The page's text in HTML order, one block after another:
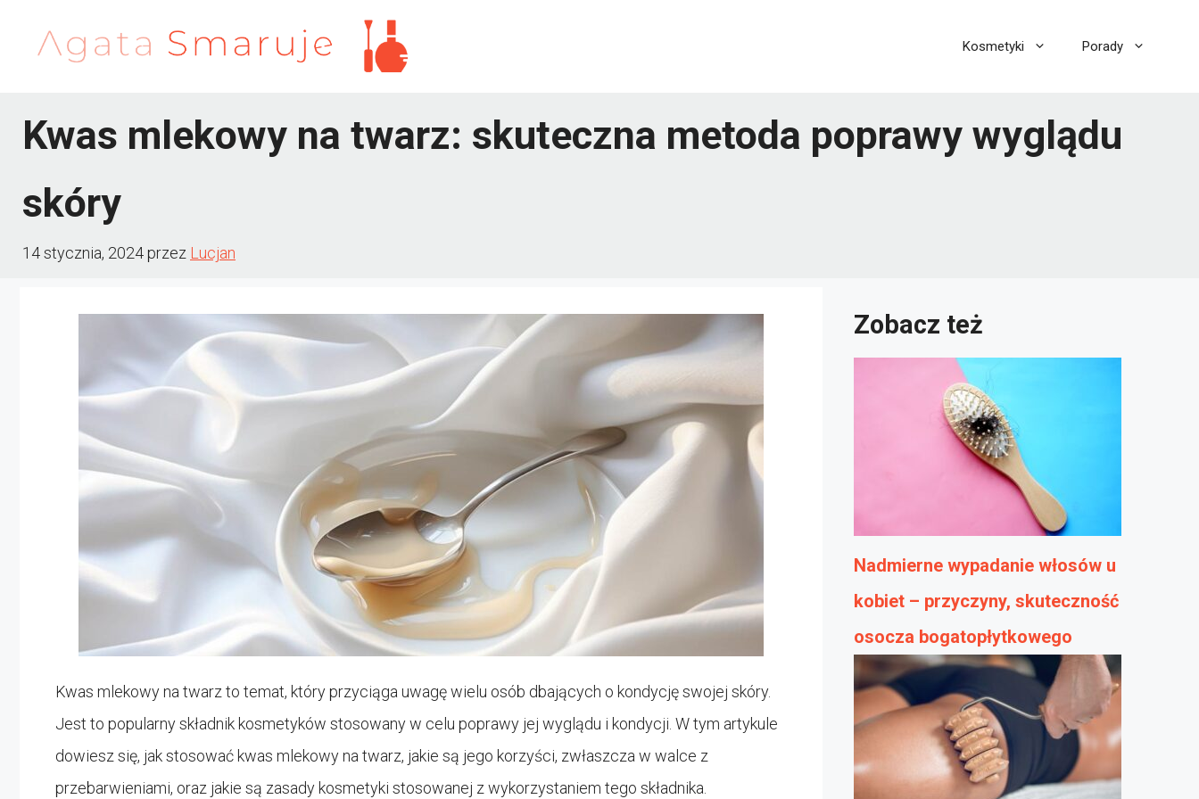
Kosmetyki Porady
Kwas mlekowy na twarz: skuteczna metoda poprawy wyglądu
skóry
14 stycznia, 2024przez Lucjan
Kwas mlekowy na twarz to temat, który przyciąga uwagę wielu osób dbających o kondycję swojej skóry.
Jest to popularny składnik kosmetyków stosowany w celu poprawy jej wyglądu i kondycji. W tym artykule
dowiesz się, jak stosować kwas mlekowy na twarz, jakie są jego korzyści, zwłaszcza w walce z
przebarwieniami, oraz jakie są zasady kosmetyki stosowanej z wykorzystaniem tego składnika.
Zobacz też
Nadmierne wypadanie włosów u
kobiet – przyczyny, skuteczność
osocza bogatopłytkowego